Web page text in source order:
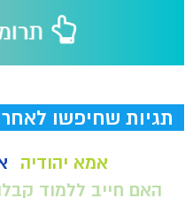
תגיות שחיפשו
אמא יהודיה
האם חייב ללמוד